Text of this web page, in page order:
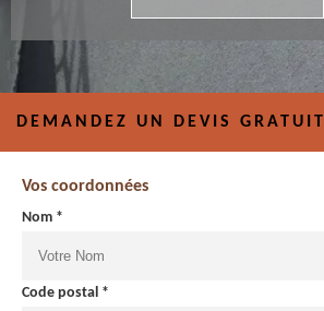
DEMANDEZ UN DEVIS GRATUIT
Vos coordonnées
Nom *
Code postal *